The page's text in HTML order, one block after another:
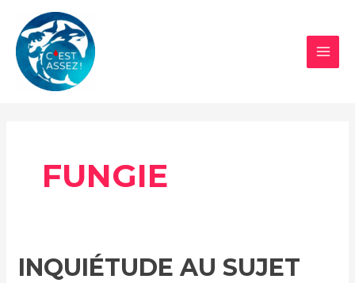
contenu
FUNGIE
INQUIÉTUDE AU SUJET